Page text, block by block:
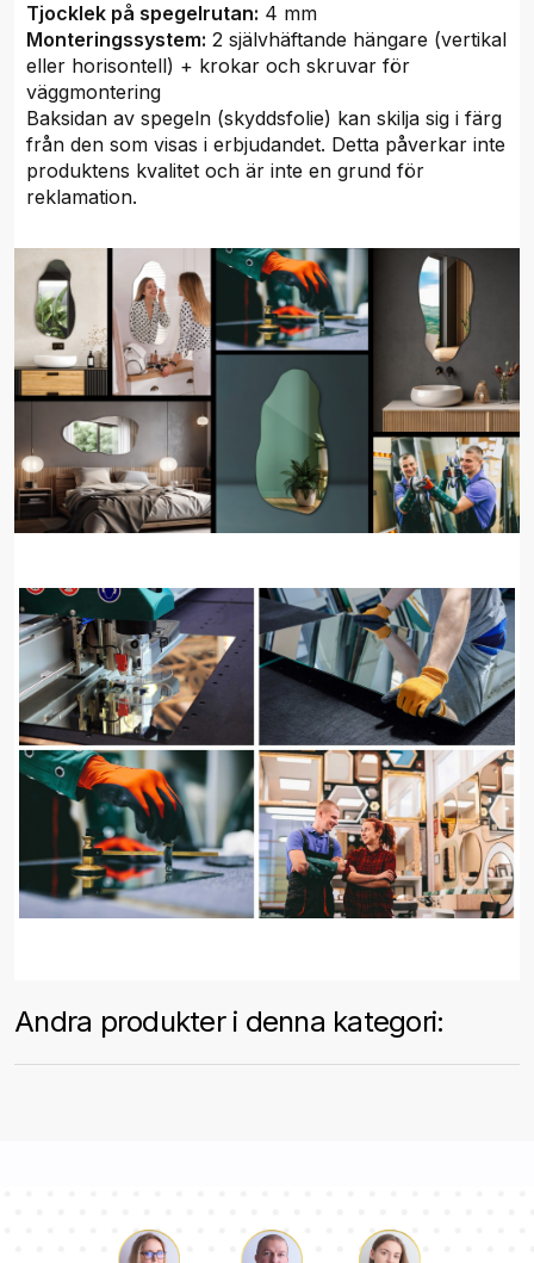
Tjocklek på spegelrutan: 4 mm
Monteringssystem: 2 självhäftande hängare (vertikal
eller horisontell) + krokar och skruvar för
väggmontering
Baksidan av spegeln (skyddsfolie) kan skilja sig i färg
från den som visas i erbjudandet. Detta påverkar inte
produktens kvalitet och är inte en grund för
reklamation.
Andra produkter i denna kategori: